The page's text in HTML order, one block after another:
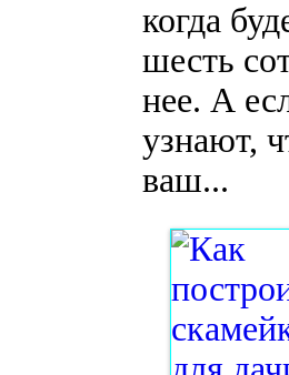
когда
шесть
нее. А
узнают,
ваш...